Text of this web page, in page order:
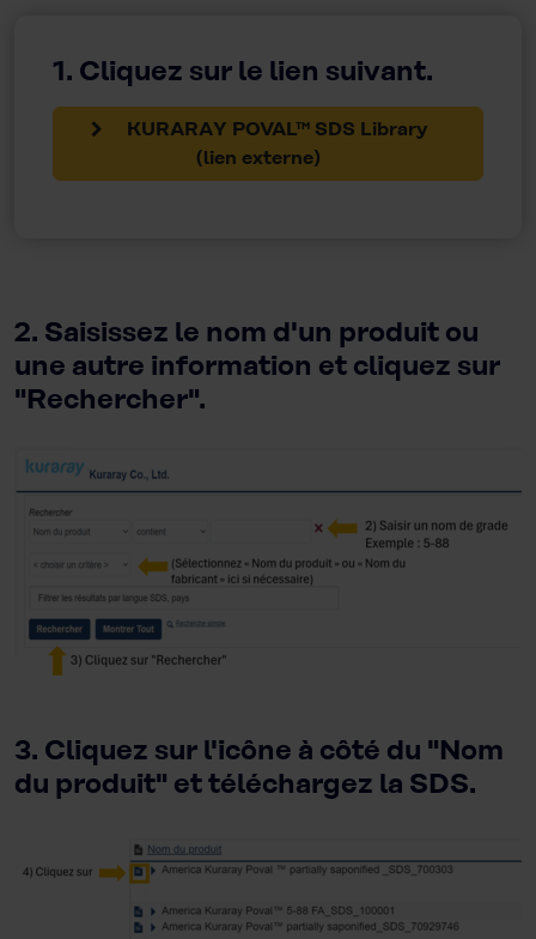
1. Cliquez sur le lien suivant.
KURARAY POVAL™ SDS Library
(lien externe)
2. Saisissez le nom d'un produit ou
une autre information et cliquez sur
"Rechercher".
3. Cliquez sur l'icône à côté du "Nom
du produit" et téléchargez la SDS.